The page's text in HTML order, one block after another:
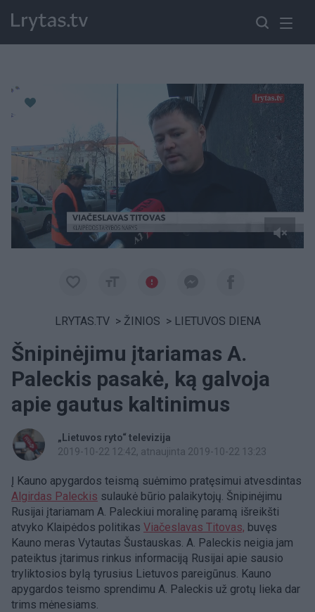
LRYTAS.TV > ŽINIOS > LIETUVOS DIENA
Šnipinėjimu įtariamas A.
Paleckis pasakė, ką galvoja
apie gautus kaltinimus
„Lietuvos ryto“ televizija
2019-10-22 12:42, atnaujinta 2019-10-22 13:23
Į Kauno apygardos teismą suėmimo pratęsimui atvesdintas
Algirdas Paleckis sulaukė būrio palaikytojų. Šnipinėjimu
Rusijai įtariamam A. Paleckiui moralinę paramą išreikšti
atvyko Klaipėdos politikas Viačeslavas Titovas, buvęs
Kauno meras Vytautas Šustauskas. A. Paleckis neigia jam
pateiktus įtarimus rinkus informaciją Rusijai apie sausio
tryliktosios bylą tyrusius Lietuvos pareigūnus. Kauno
apygardos teismo sprendimu A. Paleckis už grotų lieka dar
trims mėnesiams.